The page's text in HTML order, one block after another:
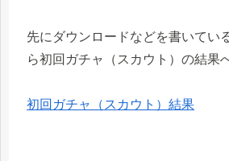
先にダウンロードなどを書いてい
ら初回ガチャ（スカウト）の結果
初回ガチャ（スカウト）結果